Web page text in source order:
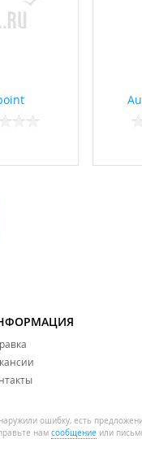
ошибку, есть
нам сообщение или